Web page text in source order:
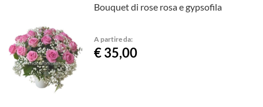
Bouquet di rose rosa e gypsofila
A partire da:
€ 35,00